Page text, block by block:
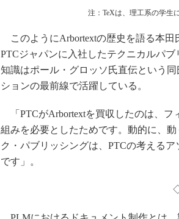
注：TeXは、理工系の学生
このようにArbortextの歴史を語る本田
PTCジャパンに入社したテクニカルパ
知識はポール・グロッソ氏直伝という
ションの最前線で活躍している。
「PTCがArbortextを買収したのは、フ
組みを必要としたためです。動的に、
ク・パブリッシングは、PTCの考える
です」。